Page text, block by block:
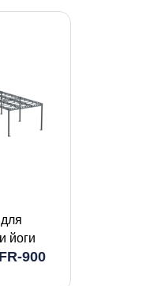
йоги
900